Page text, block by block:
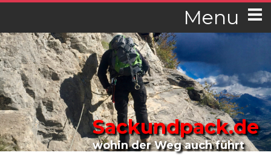
Menu
Sackundpack.de
wohin der Weg auch führt